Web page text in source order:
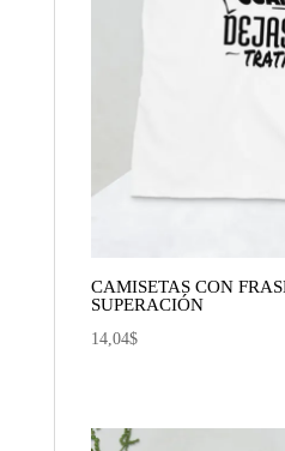
CAMISETAS CON
SUPERACIÓN
14,04$